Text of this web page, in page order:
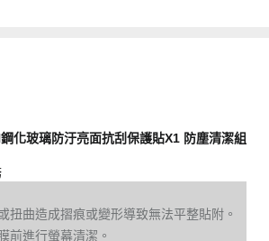
化玻璃防汙亮面抗刮保護貼X1 防塵清潔組
扭曲造成摺痕或變形導致無法平整貼附。
前進行螢幕清潔。